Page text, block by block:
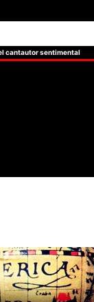
cantautor sentimental